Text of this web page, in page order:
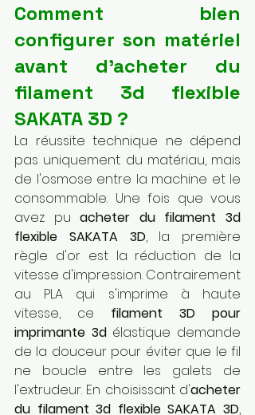
Comment bien
configurer son matériel
avant d'acheter du
filament 3d flexible
SAKATA 3D ?
La réussite technique ne dépend
pas uniquement du matériau, mais
de l'osmose entre la machine et le
consommable. Une fois que vous
avez pu acheter du filament 3d
flexible SAKATA 3D, la première
règle d'or est la réduction de la
vitesse d'impression. Contrairement
au PLA qui s'imprime à haute
vitesse, ce filament 3D pour
imprimante 3d élastique demande
de la douceur pour éviter que le fil
ne boucle entre les galets de
l'extrudeur. En choisissant d'acheter
du filament 3d flexible SAKATA 3D,